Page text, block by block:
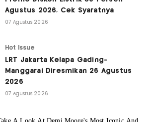
Agustus 2026, Cek Syaratnya
07 Agustus 2026
Hot Issue
LRT Jakarta Kelapa Gading-
Manggarai Diresmikan 26 Agustus
2026
07 Agustus 2026